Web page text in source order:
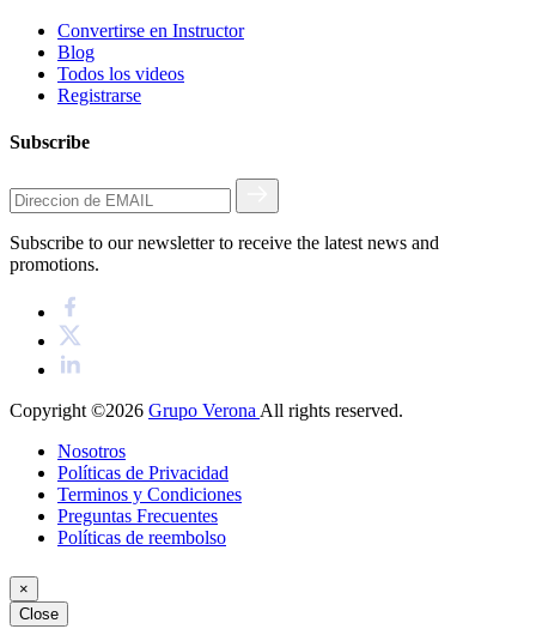
Convertirse en Instructor
Blog
Todos los videos
Registrarse
Subscribe
Subscribe to our newsletter to receive the latest news and
promotions.
Copyright ©2026 Grupo Verona All rights reserved.
Nosotros
Políticas de Privacidad
Terminos y Condiciones
Preguntas Frecuentes
Políticas de reembolso
×
Close